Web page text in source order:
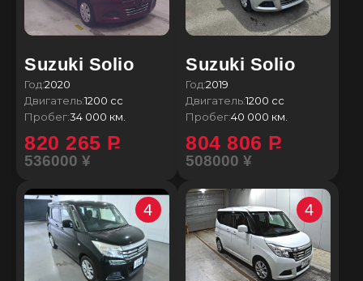
Suzuki Solio
Год:2020
Двигатель:1200 сс
Пробег:34 000 км.
820 265 P
536000 ¥
Suzuki Solio
Год:2019
Двигатель:1200 сс
Пробег:40 000 км.
804 806 P
508000 ¥
4 4